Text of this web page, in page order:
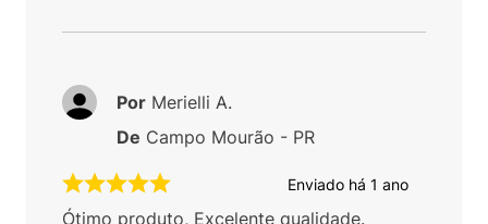
Enviado há 1 ano
Ótimo produto, Excelente qualidade.
Por Merielli A.
De Campo Mourão - PR